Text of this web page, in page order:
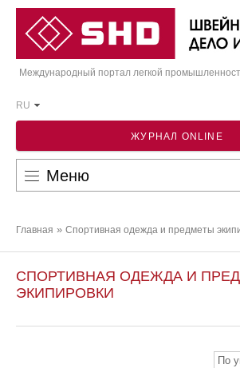
Международный портал легкой
RU
ЖУРНАЛ ONLINE
Меню
Главная » Спортивная одежда и предметы
СПОРТИВНАЯ ОДЕЖДА И
ЭКИПИРОВКИ
По